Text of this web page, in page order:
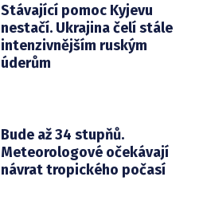
Stávající pomoc Kyjevu
nestačí. Ukrajina čelí stále
intenzivnějším ruským
úderům
Bude až 34 stupňů.
Meteorologové očekávají
návrat tropického počasí